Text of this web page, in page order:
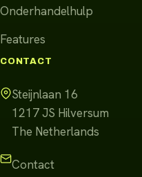
Onderhandelhulp
Features
CONTACT
Steijnlaan 16
1217 JS Hilversum
The Netherlands
Contact